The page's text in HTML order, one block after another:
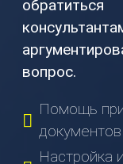
КОНТАКТЫ
8
(831)
274-
80
gov-
ip@mail.ru
вопрос.
Помощь
документов
Настройка